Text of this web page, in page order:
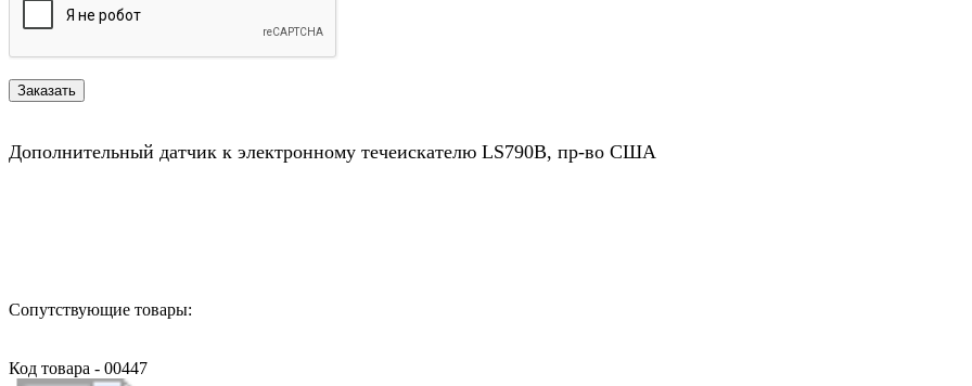
Дополнительный датчик к электронному течеискателю LS790B, пр-во США
Сопутствующие товары:
Код товара - 00447